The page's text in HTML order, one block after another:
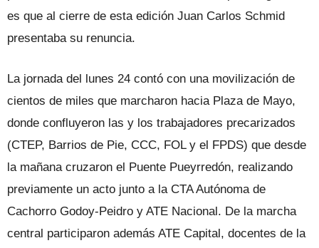
es que al cierre de esta edición Juan Carlos Schmid
presentaba su renuncia.
La jornada del lunes 24 contó con una movilización de
cientos de miles que marcharon hacia Plaza de Mayo,
donde confluyeron las y los trabajadores precarizados
(CTEP, Barrios de Pie, CCC, FOL y el FPDS) que desde
la mañana cruzaron el Puente Pueyrredón, realizando
previamente un acto junto a la CTA Autónoma de
Cachorro Godoy-Peidro y ATE Nacional. De la marcha
central participaron además ATE Capital, docentes de la